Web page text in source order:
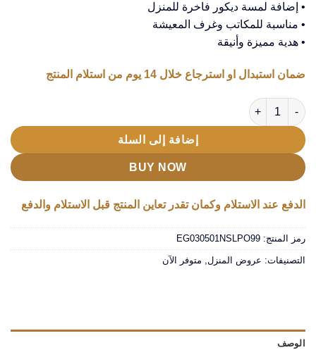
• إضافة لمسة ديكور فاخرة للمنزل
• مناسبة للمكاتب وغرف المعيشة
• هدية مميزة وأنيقة
ضمان استبدال او استرجاع خلال 14 يوم من استلام المنتج
كمية عرض قطعتين اباجوره كريستال و فواحه الترند
إضافة إلى السلة
BUY NOW
الدفع عند الاستلام وكمان تقدر تعاين المنتج قبل الاستلام والدفع
رمز المنتج: EG030501NSLPO99
التصنيفات: عروض المنزل, متوفر الآن
الوصف